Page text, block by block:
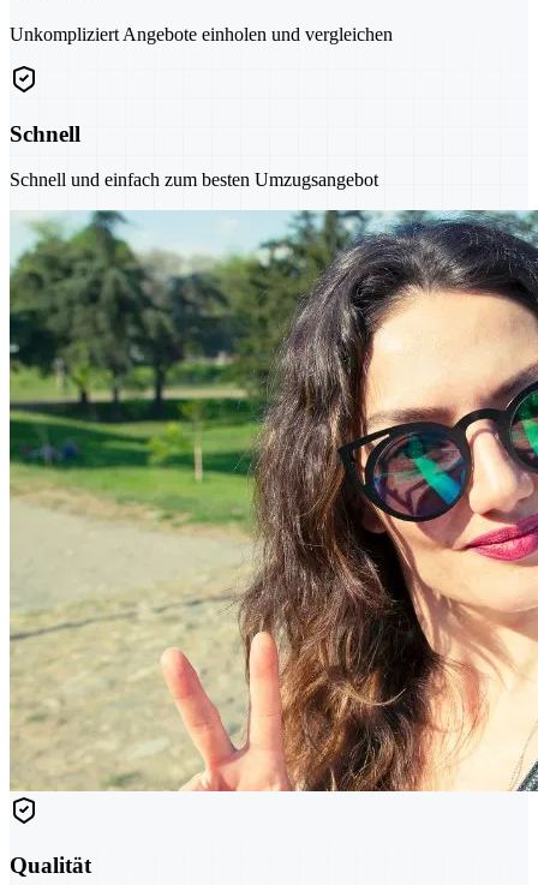
Unkompliziert Angebote einholen und vergleichen
Schnell
Schnell und einfach zum besten Umzugsangebot
Qualität